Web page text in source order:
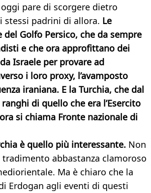
pare di scorgere dietro
stessi padrini di allora. Le
Golfo Persico, che da sempre
e che ora approfittano dei
Israele per provare ad
i loro proxy, l’avamposto
iraniana. E la Turchia, che dal
di quello che era l’Esercito
si chiama Fronte nazionale di
è quello più interessante. Non
tradimento abbastanza clamoroso
Ma è chiaro che la
Erdogan agli eventi di questi